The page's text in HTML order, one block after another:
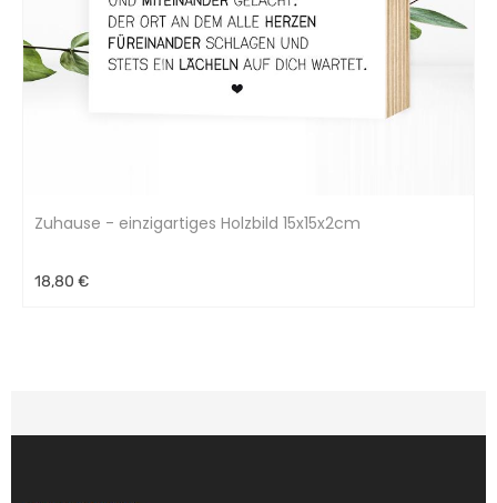
Zuhause - einzigartiges Holzbild 15x15x2cm
18,80 €